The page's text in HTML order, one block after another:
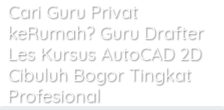
Cari Guru Privat
keRumah? Guru Drafter
Les Kursus AutoCAD 2D
Cibuluh Bogor Tingkat
Profesional